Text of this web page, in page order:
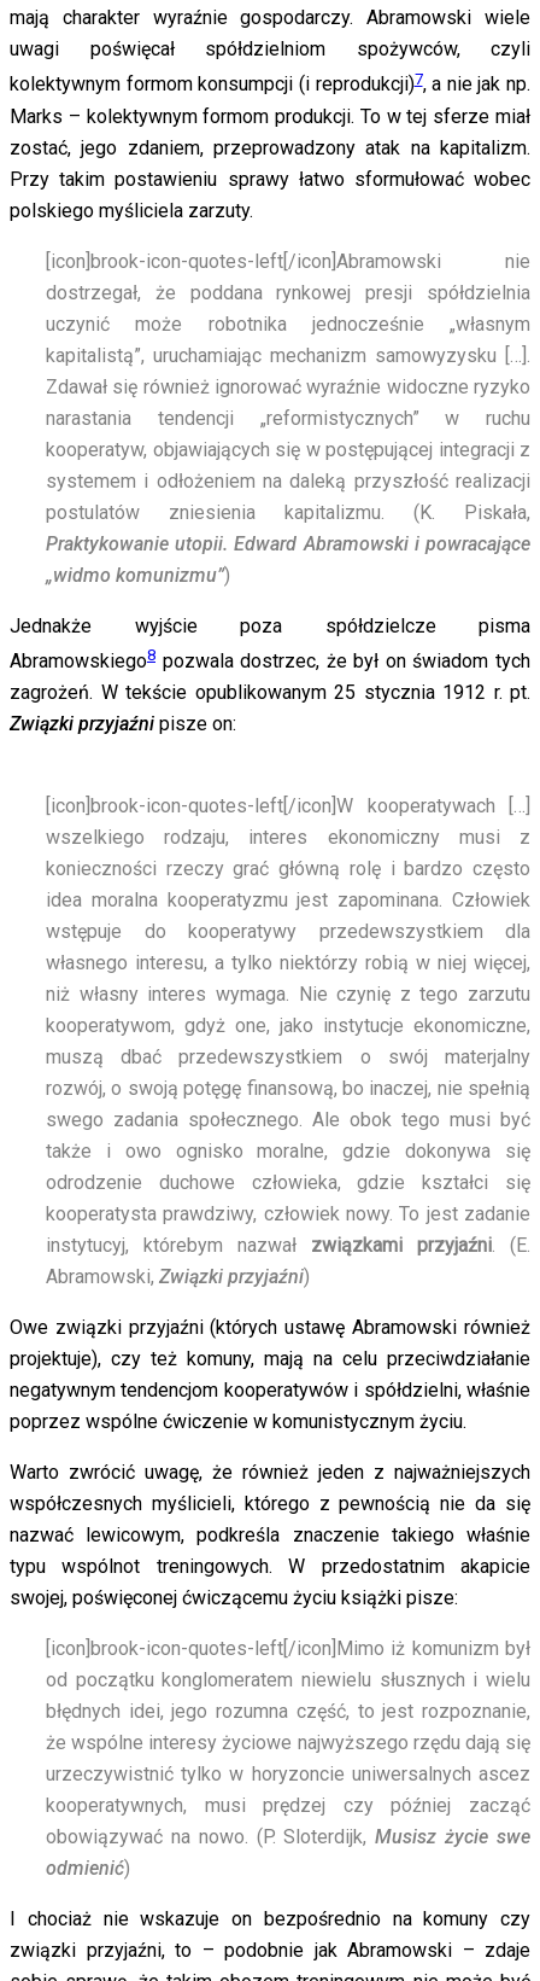
mają charakter wyraźnie gospodarczy. Abramowski wiele
uwagi poświęcał spółdzielniom spożywców, czyli
kolektywnym formom konsumpcji (i reprodukcji)7, a nie jak np.
Marks – kolektywnym formom produkcji. To w tej sferze miał
zostać, jego zdaniem, przeprowadzony atak na kapitalizm.
Przy takim postawieniu sprawy łatwo sformułować wobec
polskiego myśliciela zarzuty.
[icon]brook-icon-quotes-left[/icon] Abramowski nie
dostrzegał, że poddana rynkowej presji spółdzielnia
uczynić może robotnika jednocześnie „własnym
kapitalistą”, uruchamiając mechanizm samowyzysku […].
Zdawał się również ignorować wyraźnie widoczne ryzyko
narastania tendencji „reformistycznych” w ruchu
kooperatyw, objawiających się w postępującej integracji z
systemem i odłożeniem na daleką przyszłość realizacji
postulatów zniesienia kapitalizmu. (K. Piskała,
Praktykowanie utopii. Edward Abramowski i powracające
„widmo komunizmu”)
Jednakże wyjście poza spółdzielcze pisma
Abramowskiego8 pozwala dostrzec, że był on świadom tych
zagrożeń. W tekście opublikowanym 25 stycznia 1912 r. pt.
Związki przyjaźni pisze on:
[icon]brook-icon-quotes-left[/icon] W kooperatywach […]
wszelkiego rodzaju, interes ekonomiczny musi z
konieczności rzeczy grać główną rolę i bardzo często
idea moralna kooperatyzmu jest zapominana. Człowiek
wstępuje do kooperatywy przedewszystkiem dla
własnego interesu, a tylko niektórzy robią w niej więcej,
niż własny interes wymaga. Nie czynię z tego zarzutu
kooperatywom, gdyż one, jako instytucje ekonomiczne,
muszą dbać przedewszystkiem o swój materjalny
rozwój, o swoją potęgę finansową, bo inaczej, nie spełnią
swego zadania społecznego. Ale obok tego musi być
także i owo ognisko moralne, gdzie dokonywa się
odrodzenie duchowe człowieka, gdzie kształci się
kooperatysta prawdziwy, człowiek nowy. To jest zadanie
instytucyj, którebym nazwał związkami przyjaźni. (E.
Abramowski, Związki przyjaźni)
Owe związki przyjaźni (których ustawę Abramowski również
projektuje), czy też komuny, mają na celu przeciwdziałanie
negatywnym tendencjom kooperatywów i spółdzielni, właśnie
poprzez wspólne ćwiczenie w komunistycznym życiu.
Warto zwrócić uwagę, że również jeden z najważniejszych
współczesnych myślicieli, którego z pewnością nie da się
nazwać lewicowym, podkreśla znaczenie takiego właśnie
typu wspólnot treningowych. W przedostatnim akapicie
swojej, poświęconej ćwiczącemu życiu książki pisze:
[icon]brook-icon-quotes-left[/icon] Mimo iż komunizm był
od początku konglomeratem niewielu słusznych i wielu
błędnych idei, jego rozumna część, to jest rozpoznanie,
że wspólne interesy życiowe najwyższego rzędu dają się
urzeczywistnić tylko w horyzoncie uniwersalnych ascez
kooperatywnych, musi prędzej czy później zacząć
obowiązywać na nowo. (P. Sloterdijk,Musisz życie swe
odmienić)
I chociaż nie wskazuje on bezpośrednio na komuny czy
związki przyjaźni, to – podobnie jak Abramowski – zdaje